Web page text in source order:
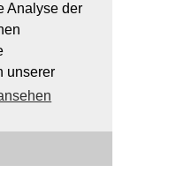
Analyse der
unserer